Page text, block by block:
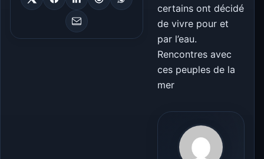
certains ont décidé
de vivre pour et
par l’eau.
Rencontres avec
ces peuples de la
mer